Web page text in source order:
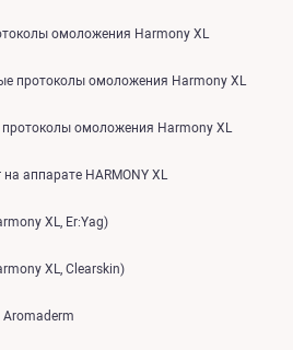
омоложения Harmony XL
протоколы омоложения Harmony XL
омоложения Harmony XL
аппарате HARMONY XL
XL, Er:Yag)
XL, Clearskin)
Aromaderm